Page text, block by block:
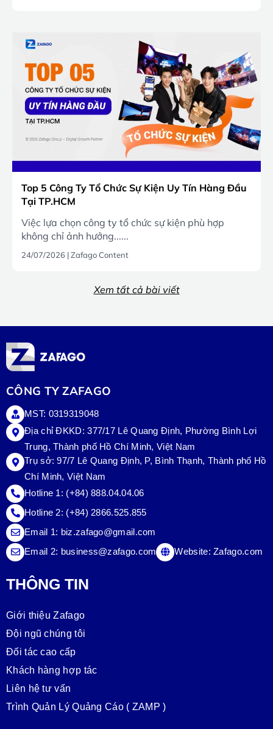
Top 5 Công Ty Tổ Chức Sự Kiện Uy Tín Hàng Đầu
Tại TP.HCM
Việc lựa chọn công ty tổ chức sự kiện phù hợp
không chỉ ảnh hưởng......
24/07/2026 |Zafago Content
Xem tất cả bài viết
CÔNG TY ZAFAGO
MST: 0319319048
Địa chỉ ĐKKD: 377/17 Lê Quang Định, Phường Bình Lợi
Trung, Thành phố Hồ Chí Minh, Việt Nam
Trụ sở:97/7 Lê Quang Định, P, Bình Thạnh, Thành phố Hồ
Chí Minh, Việt Nam
Hotline 1: (+84) 888.04.04.06
Hotline 2: (+84) 2866.525.855
Email 1: biz.zafago@gmail.com
Email 2: business@zafago.com Website:Zafago.com
THÔNG TIN
Giới thiệu Zafago
Đội ngũ chúng tôi
Đối tác cao cấp
Khách hàng hợp tác
Liên hệ tư vấn
Trình Quản Lý Quảng Cáo ( ZAMP )